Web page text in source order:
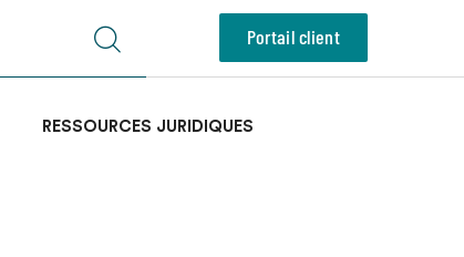
Portail client
RESSOURCES JURIDIQUES